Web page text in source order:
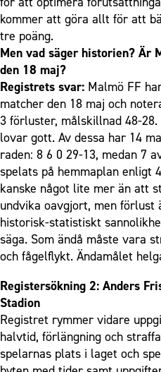
kommer att göra allt för att
tre poäng.
Men vad säger historien? Är
den 18 maj?
Registrets svar: Malmö FF
matcher den 18 maj och
3 förluster, målskillnad 48-
lovar gott. Av dessa har 14
raden: 8 6 0 29-13, medan 7
spelats på hemmaplan enligt
kanske något lite mer än att
undvika oavgjort, men
historisk-statistiskt
säga. Som ändå måste vara
och fågelflykt. Ändamålet
Registersökning 2: Anders
Stadion
Registret rymmer vidare
halvtid, förlängning och
spelarnas plats i laget och